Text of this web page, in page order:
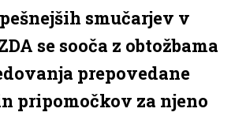
smučarjev v
se sooča z obtožbama
prepovedane
pripomočkov za njeno